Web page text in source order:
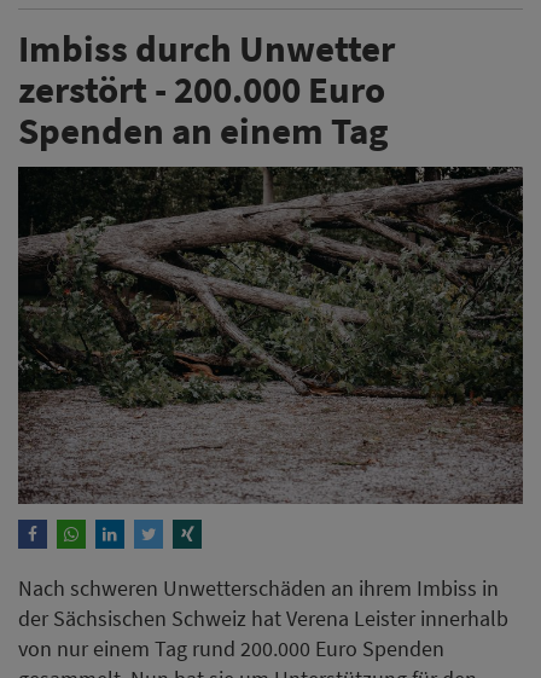
Imbiss durch Unwetter
zerstört - 200.000 Euro
Spenden an einem Tag
Nach schweren Unwetterschäden an ihrem Imbiss in
der Sächsischen Schweiz hat Verena Leister innerhalb
von nur einem Tag rund 200.000 Euro Spenden